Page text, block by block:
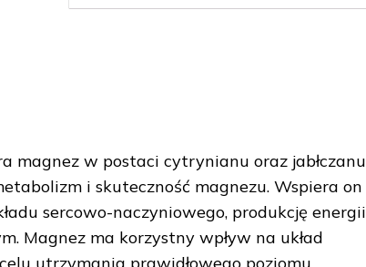
magnez w postaci cytrynianu oraz jabłczanu
i skuteczność magnezu. Wspiera on
sercowo-naczyniowego, produkcję energii
Magnez ma korzystny wpływ na układ